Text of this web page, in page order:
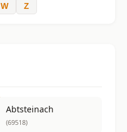
W Z
Abtsteinach
(69518)